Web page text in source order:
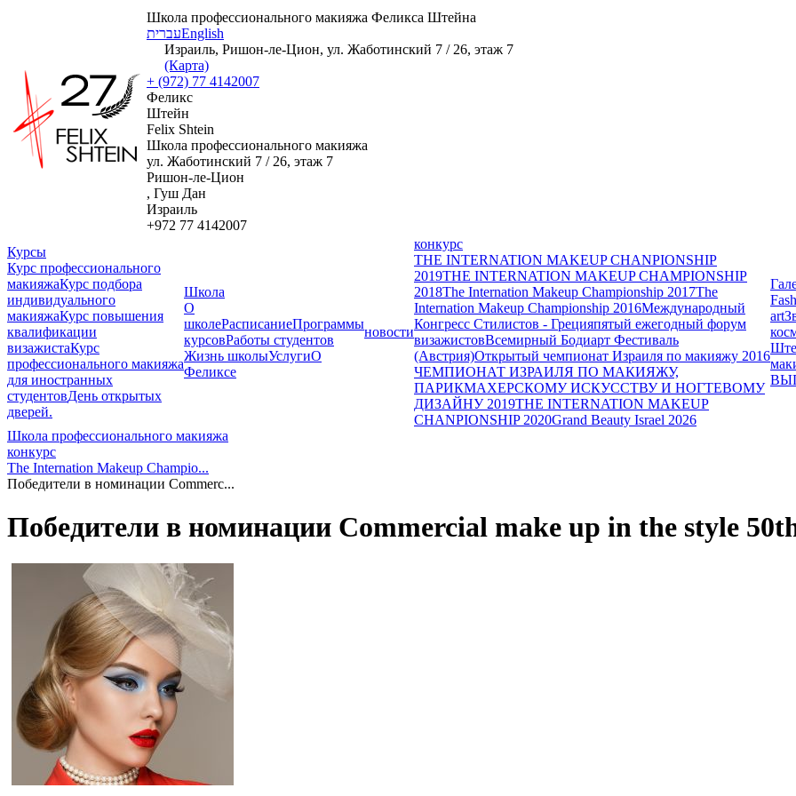
Школа профессионального макияжа Феликса Штейна
עבריתEnglish
Израиль, Ришон-ле-Цион, ул. Жаботинский 7 / 26, этаж 7
(Карта)
+ (972) 77 4142007
Феликс
Штейн
Felix Shtein
Школа профессионального макияжа
ул. Жаботинский 7 / 26, этаж 7
Ришон-ле-Цион
, Гуш Дан
Израиль
+972 77 4142007
Курсы
Курс профессионального
макияжаКурс подбора
индивидуального
макияжаКурс повышения
квалификации
визажистаКурс
профессионального макияжа
для иностранных
студентовДень открытых
дверей.
Школа
О
школеРасписаниеПрограммы
курсовРаботы студентов
Жизнь школыУслугиО
Феликсе
новости
конкурс
THE INTERNATION MAKEUP CHANPIONSHIP
2019THE INTERNATION MAKEUP CHAMPIONSHIP
2018The Internation Makeup Championship 2017The
Internation Makeup Championship 2016Международный
Конгресс Стилистов - Грецияпятый ежегодный форум
визажистовВсемирный Бодиарт Фестиваль
(Австрия)Открытый чемпионат Израиля по макияжу 2016
ЧЕМПИОНАТ ИЗРАИЛЯ ПО МАКИЯЖУ,
ПАРИКМАХЕРСКОМУ ИСКУССТВУ И НОГТЕВОМУ
ДИЗАЙНУ 2019THE INTERNATION MAKEUP
CHANPIONSHIP 2020Grand Beauty Israel 2026
art
Школа профессионального макияжа
конкурс
The Internation Makeup Champio...
Победители в номинации Commerc...
Победители в номинации Commercial make up in the style